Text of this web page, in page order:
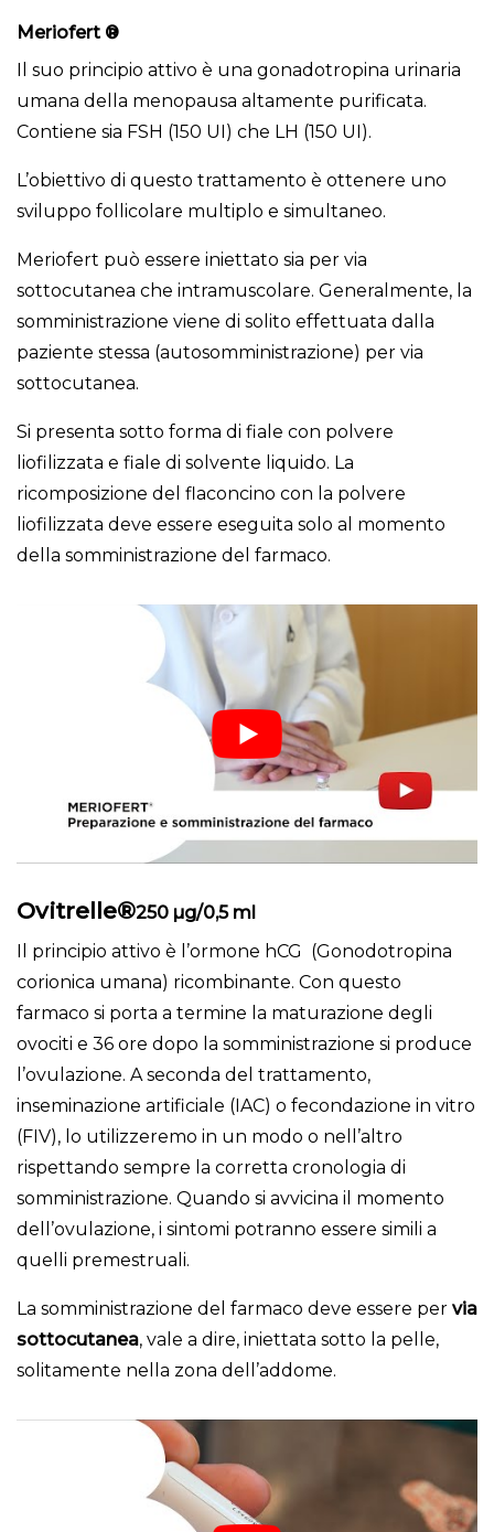
Meriofert ®
Il suo principio attivo è una gonadotropina urinaria
umana della menopausa altamente purificata.
Contiene sia FSH (150 UI) che LH (150 UI).
L’obiettivo di questo trattamento è ottenere uno
sviluppo follicolare multiplo e simultaneo.
Meriofert può essere iniettato sia per via
sottocutanea che intramuscolare. Generalmente, la
somministrazione viene di solito effettuata dalla
paziente stessa (autosomministrazione) per via
sottocutanea.
Si presenta sotto forma di fiale con polvere
liofilizzata e fiale di solvente liquido. La
ricomposizione del flaconcino con la polvere
liofilizzata deve essere eseguita solo al momento
della somministrazione del farmaco.
Ovitrelle®250 µg/0,5 ml
Il principio attivo è l’ormone hCG (Gonodotropina
corionica umana) ricombinante. Con questo
farmaco si porta a termine la maturazione degli
ovociti e 36 ore dopo la somministrazione si produce
l’ovulazione. A seconda del trattamento,
inseminazione artificiale (IAC) o fecondazione in vitro
(FIV), lo utilizzeremo in un modo o nell’altro
rispettando sempre la corretta cronologia di
somministrazione. Quando si avvicina il momento
dell’ovulazione, i sintomi potranno essere simili a
quelli premestruali.
La somministrazione del farmaco deve essere per via
sottocutanea, vale a dire, iniettata sotto la pelle,
solitamente nella zona dell’addome.